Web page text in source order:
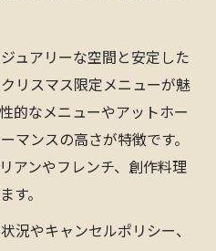
ーコース料理予約で後悔
つから始めるのがベス
確保するための予約ポ
ュアリーな空間と安定した
リスマス限定メニューが魅
的なメニューやアットホー
マンスの高さが特徴です。
アンやフレンチ、創作料理
す。
況やキャンセルポリシー、